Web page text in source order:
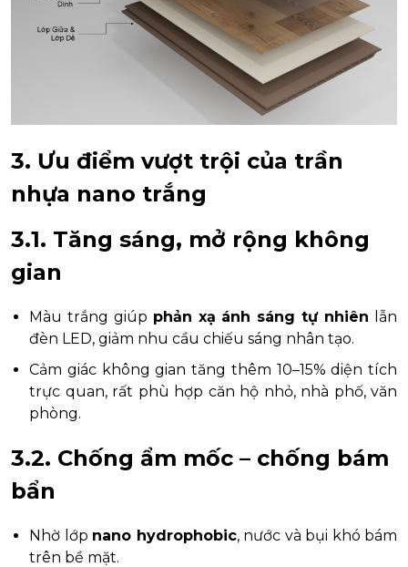
3. Ưu điểm vượt trội của trần
nhựa nano trắng
3.1. Tăng sáng, mở rộng không
gian
Màu trắng giúp phản xạ ánh sáng tự nhiên lẫn
đèn LED, giảm nhu cầu chiếu sáng nhân tạo.
Cảm giác không gian tăng thêm 10–15% diện tích
trực quan, rất phù hợp căn hộ nhỏ, nhà phố, văn
phòng.
3.2. Chống ẩm mốc – chống bám
bẩn
Nhờ lớp nano hydrophobic, nước và bụi khó bám
trên bề mặt.